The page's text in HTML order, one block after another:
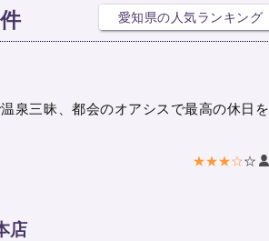
愛知県の人気ランキング
泉三昧、都会のオアシスで最高の休日を
★★★☆☆
店